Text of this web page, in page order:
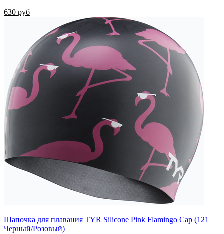
630 руб
Шапочка для плавания TYR Silicone Pink Flamingo Cap (121
Черный/Розовый)